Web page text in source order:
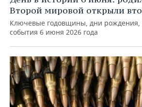
Второй мировой открыли
Ключевые годовщины, дни рождения,
события 6 июня 2026 года